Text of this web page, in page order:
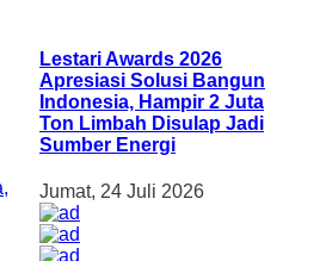
Lestari Awards 2026
Apresiasi Solusi Bangun
Indonesia, Hampir 2 Juta
Ton Limbah Disulap Jadi
Sumber Energi
Jumat, 24 Juli 2026